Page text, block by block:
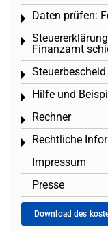
Daten prüfen:
Toggle menu
Finanzamt
Toggle menu
Toggle menu
Hilfe und
Toggle menu
Rechner
Toggle menu
Rechtliche
Toggle menu
Impressum
Presse
Download des